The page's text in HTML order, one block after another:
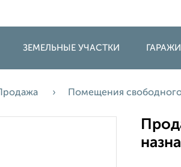
ЗЕМЕЛЬНЫЕ УЧАСТКИ
Продажа Помещения